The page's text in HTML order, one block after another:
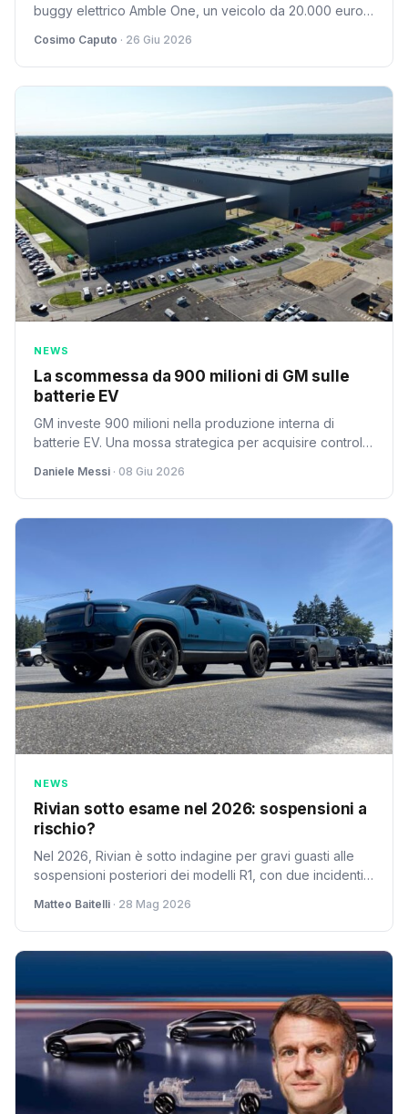
buggy elettrico Amble One, un veicolo da 20.000 euro
soluzione sostenibile o solo un gadget?
Cosimo Caputo · 26 Giu 2026
NEWS
La scommessa da 900 milioni di GM sulle
batterie EV
GM investe 900 milioni nella produzione interna di
batterie EV. Una mossa strategica per acquisire controllo
specializzati.
Daniele Messi · 08 Giu 2026
NEWS
Rivian sotto esame nel 2026: sospensioni a
rischio?
Nel 2026, Rivian è sotto indagine per gravi guasti alle
sospensioni posteriori dei modelli R1, con due incidenti
Matteo Baitelli · 28 Mag 2026